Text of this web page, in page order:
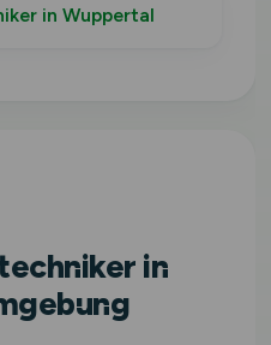
in Wuppertal
in